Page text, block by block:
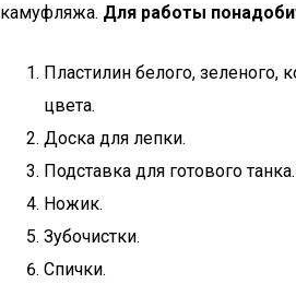
камуфляжа. Для работы
Пластилин белого, зеленого,
цвета.
Доска для лепки.
Подставка для готового танка.
Ножик.
Зубочистки.
Спички.